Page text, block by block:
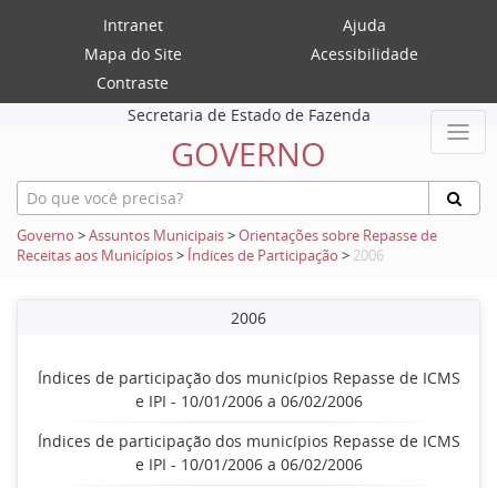
Intranet
Ajuda
Mapa do Site
Acessibilidade
Contraste
Secretaria de Estado de Fazenda
GOVERNO
Governo >Assuntos Municipais>Orientações sobre Repasse de
Receitas aos Municípios> Índices de Participação > 2006
2006
Índices de participação dos municípios Repasse de ICMS
e IPI - 10/01/2006 a 06/02/2006
Índices de participação dos municípios Repasse de ICMS
e IPI - 10/01/2006 a 06/02/2006